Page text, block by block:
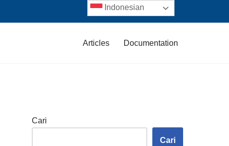
Articles Documentation
Cari
Cari
Indonesian